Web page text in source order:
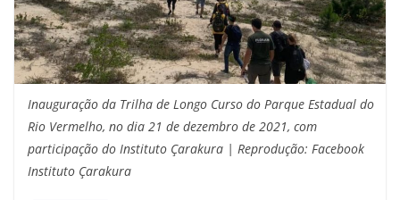
Inauguração da Trilha de Longo Curso do Parque Estadual do
Rio Vermelho, no dia 21 de dezembro de 2021, com
participação do Instituto Çarakura | Reprodução: Facebook
Instituto Çarakura